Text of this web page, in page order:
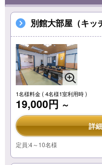
別館大部屋（キッ
1名様料金( 4名様1室利用時 )
19,000円 ～
詳
定員:4～10名様